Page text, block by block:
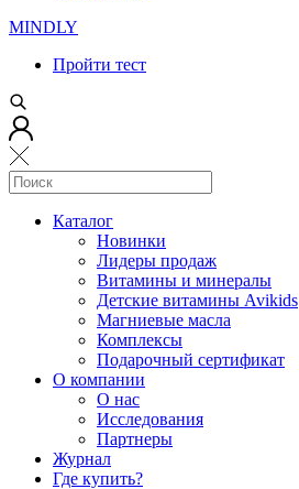
MINDLY
Пройти тест
Каталог
Новинки
Лидеры продаж
Витамины и минералы
Детские витамины Avikids
Магниевые масла
Комплексы
Подарочный сертификат
О компании
О нас
Исследования
Партнеры
Журнал
Где купить?